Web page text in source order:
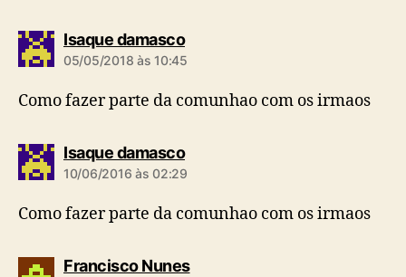
Isaque damascod
i
05/05/2018 às 10:45
Como fazer parte da comunhao com os irmaos
Isaque damascod
i
10/06/2016 às 02:29
Como fazer parte da comunhao com os irmaos
Francisco Nunesd